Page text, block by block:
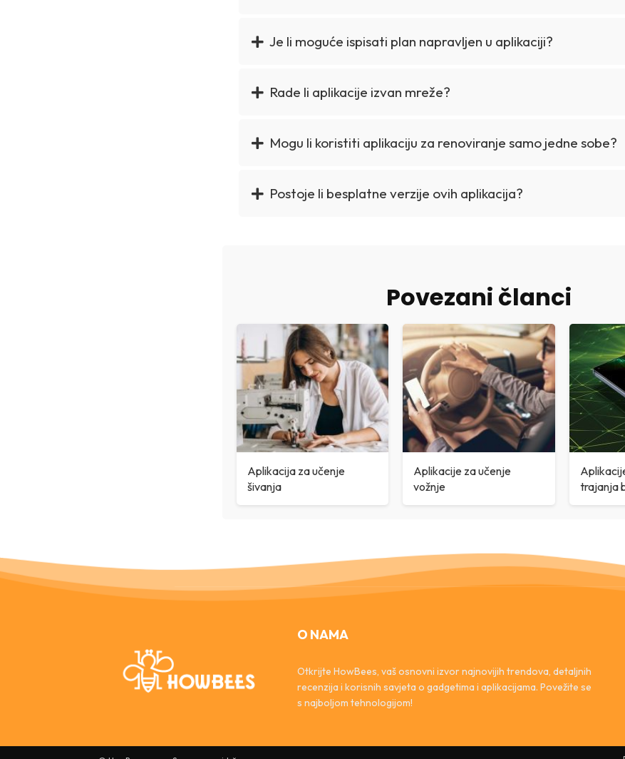
Je li moguće ispisati plan napravljen u aplikaciji?
Rade li aplikacije izvan mreže?
Mogu li koristiti aplikaciju za renoviranje samo jedne sobe?
Postoje li besplatne verzije ovih aplikacija?
Povezani članci
Aplikacija za učenje
šivanja
Aplikacije za učenje
vožnje
trajanja
O NAMA
Otkrijte HowBees, vaš osnovni izvor najnovijih trendova, detaljnih
recenzija i korisnih savjeta o gadgetima i aplikacijama. Povežite se
s najboljom tehnologijom!